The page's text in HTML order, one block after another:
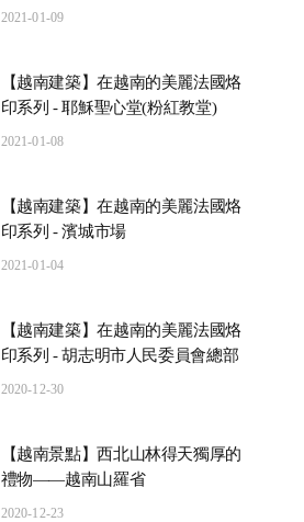
2021-01-09
【越南建築】在越南的美麗法國烙
印系列 - 耶穌聖心堂(粉紅教堂)
2021-01-08
【越南建築】在越南的美麗法國烙
印系列 - 濱城市場
2021-01-04
【越南建築】在越南的美麗法國烙
印系列 - 胡志明市人民委員會總部
2020-12-30
【越南景點】西北山林得天獨厚的
禮物——越南山羅省
2020-12-23